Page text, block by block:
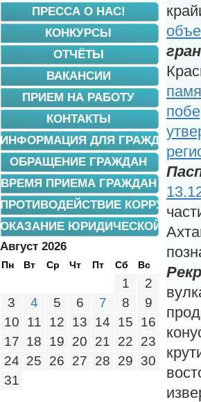
ПРЕССА О НАС!
КОНКУРСЫ
ОТЧЁТЫ
ВАКАНСИИ
ПРИЕМ НА РАБОТУ
КОНТАКТЫ
ИНФОРМАЦИЯ ДЛЯ ГРАЖДАН
ОБРАЩЕНИЕ ГРАЖДАН
ВРЕМЯ ПРИЕМА ГРАЖДАН
ПРОТИВОДЕЙСТВИЕ КОРРУПЦИИ
ОКАЗАНИЕ ЮРИДИЧЕСКОЙ
Август 2026
Пн Вт Ср Чт Пт Сб Вс
1
2
3
4 5 6 7 8
9
10
11 12 13 14 15
16
17 18 19 20 21 22
23
24 25 26 27 28 29
30
31